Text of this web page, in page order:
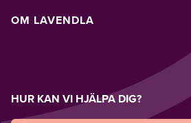
OM LAVENDLA
HUR KAN VI HJÄLPA DIG?